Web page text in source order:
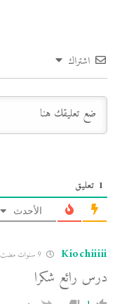
اشتراك
1 تعليق
الأحدث
Kiochiiiii
درس رائع شكرا